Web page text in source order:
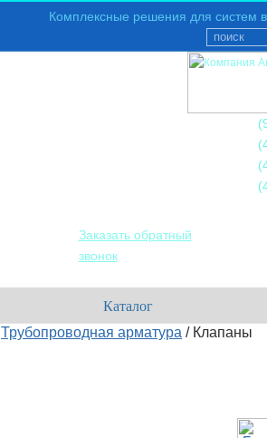
Комплексные решения для систем
Заказать обратный
звонок
Каталог
Трубопроводная арматура / Клапаны